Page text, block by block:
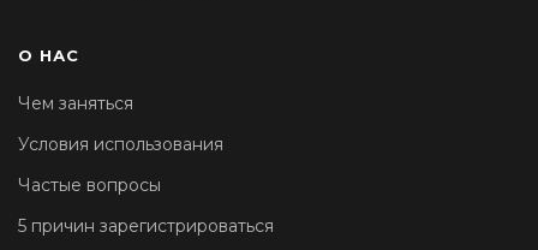
О НАС
Чем заняться
Условия использования
Частые вопросы
5 причин зарегистрироваться